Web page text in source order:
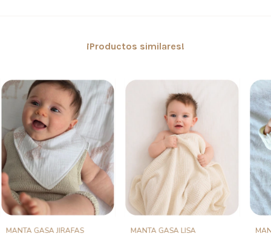
¡Productos similares!
MANTA GASA JIRAFAS MANTA GASA LISA